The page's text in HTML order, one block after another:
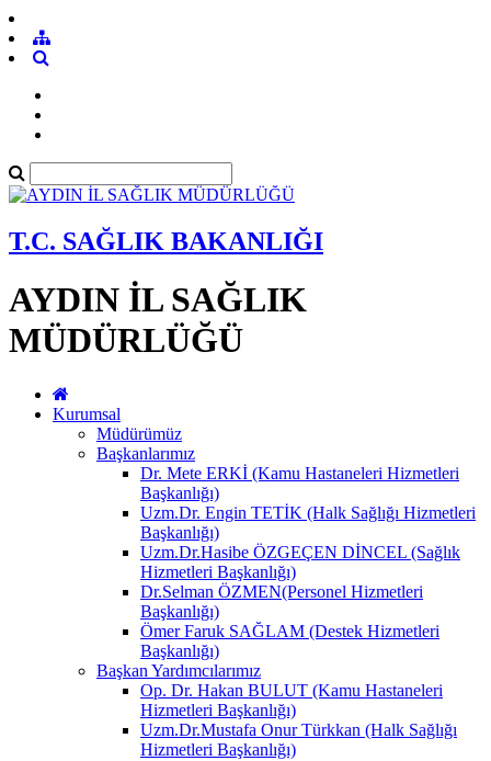
T.C. SAĞLIK BAKANLIĞI
AYDIN İL SAĞLIK
MÜDÜRLÜĞÜ
Kurumsal
Müdürümüz
Başkanlarımız
Dr. Mete ERKİ (Kamu Hastaneleri Hizmetleri
Başkanlığı)
Uzm.Dr. Engin TETİK (Halk Sağlığı Hizmetleri
Başkanlığı)
Uzm.Dr.Hasibe ÖZGEÇEN DİNCEL (Sağlık
Hizmetleri Başkanlığı)
Dr.Selman ÖZMEN(Personel Hizmetleri
Başkanlığı)
Ömer Faruk SAĞLAM (Destek Hizmetleri
Başkanlığı)
Başkan Yardımcılarımız
Op. Dr. Hakan BULUT (Kamu Hastaneleri
Hizmetleri Başkanlığı)
Uzm.Dr.Mustafa Onur Türkkan (Halk Sağlığı
Hizmetleri Başkanlığı)